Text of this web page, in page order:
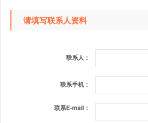
请填写联系人资料
联系人：
联系手机：
联系E-mail：